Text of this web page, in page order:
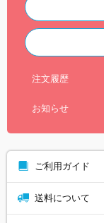
注文履歴
お知らせ
ご利用ガイド
送料について